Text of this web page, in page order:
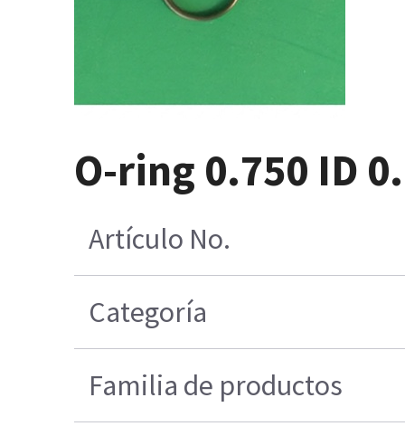
O-ring 0.750 ID
Artículo No.
Categoría
Familia de productos